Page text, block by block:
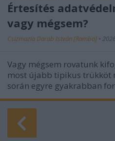
Értesítés
vagy mégsem?
Csizmazia Darab István [Rambo] •
Vagy mégsem rovatunk
most újabb tipikus trükköt
során egyre gyakrabban